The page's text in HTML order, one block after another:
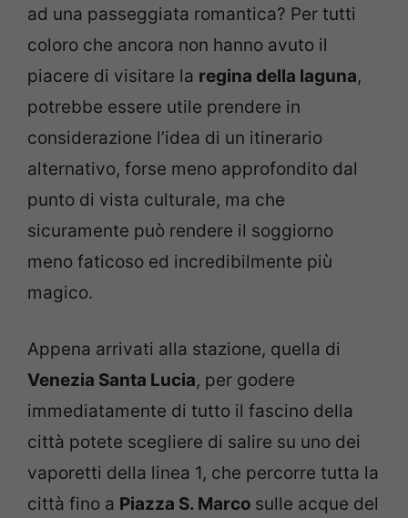
ad una passeggiata romantica? Per tutti
coloro che ancora non hanno avuto il
piacere di visitare la regina della laguna,
potrebbe essere utile prendere in
considerazione l’idea di un itinerario
alternativo, forse meno approfondito dal
punto di vista culturale, ma che
sicuramente può rendere il soggiorno
meno faticoso ed incredibilmente più
magico.
Appena arrivati alla stazione, quella di
Venezia Santa Lucia, per godere
immediatamente di tutto il fascino della
città potete scegliere di salire su uno dei
vaporetti della linea 1, che percorre tutta la
città fino a Piazza S. Marco sulle acque del